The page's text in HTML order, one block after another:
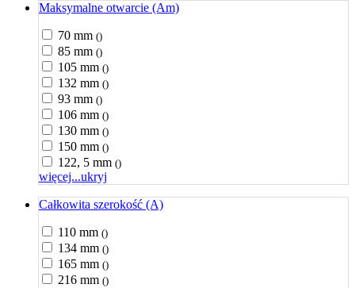
Maksymalne otwarcie (Am)
70 mm ()
85 mm ()
105 mm ()
132 mm ()
93 mm ()
106 mm ()
130 mm ()
150 mm ()
122, 5 mm ()
więcej...ukryj
Całkowita szerokość (A)
110 mm ()
134 mm ()
165 mm ()
216 mm ()